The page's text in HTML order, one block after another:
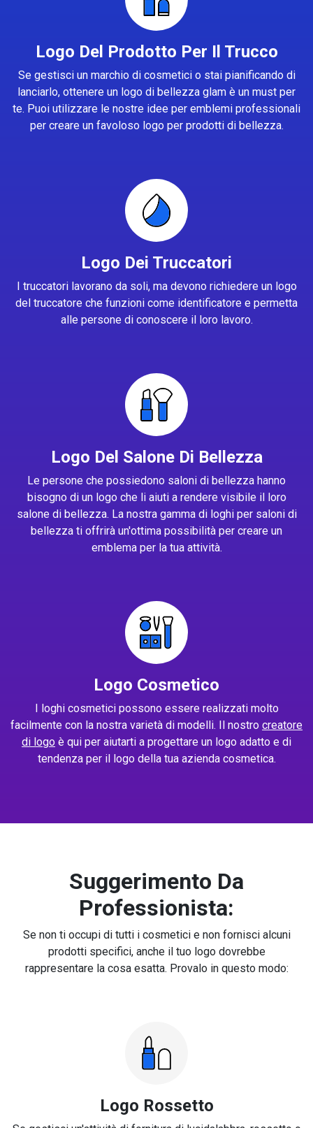
Logo Del Prodotto Per Il Trucco
Se gestisci un marchio di cosmetici o stai pianificando di
lanciarlo, ottenere un logo di bellezza glam è un must per
te. Puoi utilizzare le nostre idee per emblemi professionali
per creare un favoloso logo per prodotti di bellezza.
Logo Dei Truccatori
I truccatori lavorano da soli, ma devono richiedere un logo
del truccatore che funzioni come identificatore e permetta
alle persone di conoscere il loro lavoro.
Logo Del Salone Di Bellezza
Le persone che possiedono saloni di bellezza hanno
bisogno di un logo che li aiuti a rendere visibile il loro
salone di bellezza. La nostra gamma di loghi per saloni di
bellezza ti offrirà un'ottima possibilità per creare un
emblema per la tua attività.
Logo Cosmetico
I loghi cosmetici possono essere realizzati molto
facilmente con la nostra varietà di modelli. Il nostro creatore
di logo è qui per aiutarti a progettare un logo adatto e di
tendenza per il logo della tua azienda cosmetica.
Suggerimento Da
Professionista:
Se non ti occupi di tutti i cosmetici e non fornisci alcuni
prodotti specifici, anche il tuo logo dovrebbe
rappresentare la cosa esatta. Provalo in questo modo:
Logo Rossetto